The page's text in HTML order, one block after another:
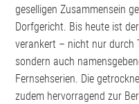
geselligen Zusammensein
Dorfgericht. Bis heute ist
verankert – nicht nur durch
sondern auch
Fernsehserien. Die
zudem hervorragend zur